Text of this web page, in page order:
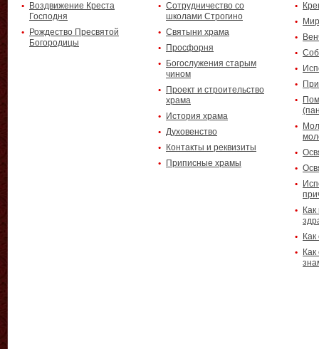
Воздвижение Креста
Господня
Рождество Пресвятой
Богородицы
Сотрудничество со
школами Строгино
Святыни храма
Просфорня
Богослужения старым
чином
Проект и строительство
храма
История храма
Духовенство
Контакты и реквизиты
Приписные храмы
Как